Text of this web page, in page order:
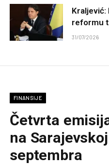
Kraljević:
reformu
31/07/2026
FINANSIJE
Četvrta
na
septembra